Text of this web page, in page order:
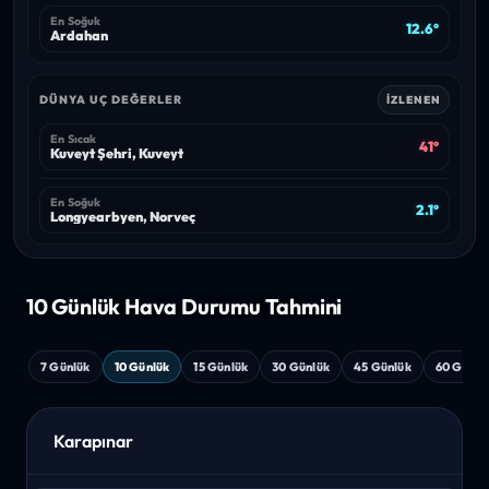
En Soğuk
Ardahan 12.6°
DÜNYA UÇ DEĞERLER İZLENEN
En Sıcak
Kuveyt Şehri, Kuveyt 41°
En Soğuk
Longyearbyen, Norveç 2.1°
10 Günlük Hava Durumu Tahmini
7 Günlük 10 Günlük 15 Günlük 30 Günlük 45 Günlük 60
Karapınar